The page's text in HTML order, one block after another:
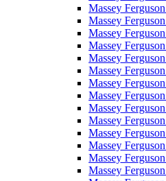
Massey
Massey
Massey
Massey
Massey
Massey
Massey
Massey
Massey
Massey
Massey
Massey
Massey
Massey